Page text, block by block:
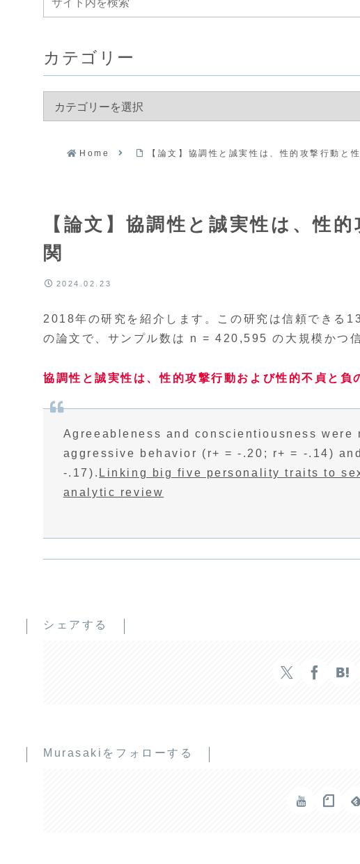
カテゴリー
Home 【論文】協調性と誠実性は、性的攻撃行動と
【論文】協調性と誠実性は、性
関
2024.02.23
2018年の研究を紹介します。この研究は信頼できる
の論文で、サンプル数は n = 420,595 の大規模かつ
協調性と誠実性は、性的攻撃行動および性的不貞と負
Agreeableness and conscientiousness
aggressive behavior (r+ = -.20; r+ = -.14)
-.17). Linking big five personality traits to
analytic review
シェアする
Murasakiをフォローする